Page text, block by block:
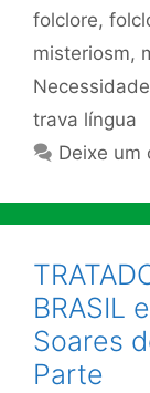
folclore,
misteriosm,
Necessidade
trava língua
Deixe um
BRASIL
Soares
Parte